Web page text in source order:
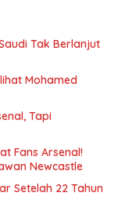
Tak Berlanjut
Mohamed
Tapi
Fans Arsenal!
Newcastle
Setelah 22 Tahun